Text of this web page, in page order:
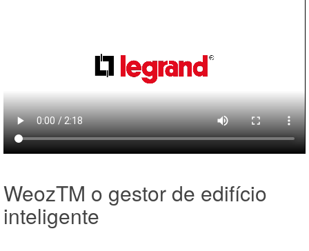
WeozTM o gestor de edifício
inteligente